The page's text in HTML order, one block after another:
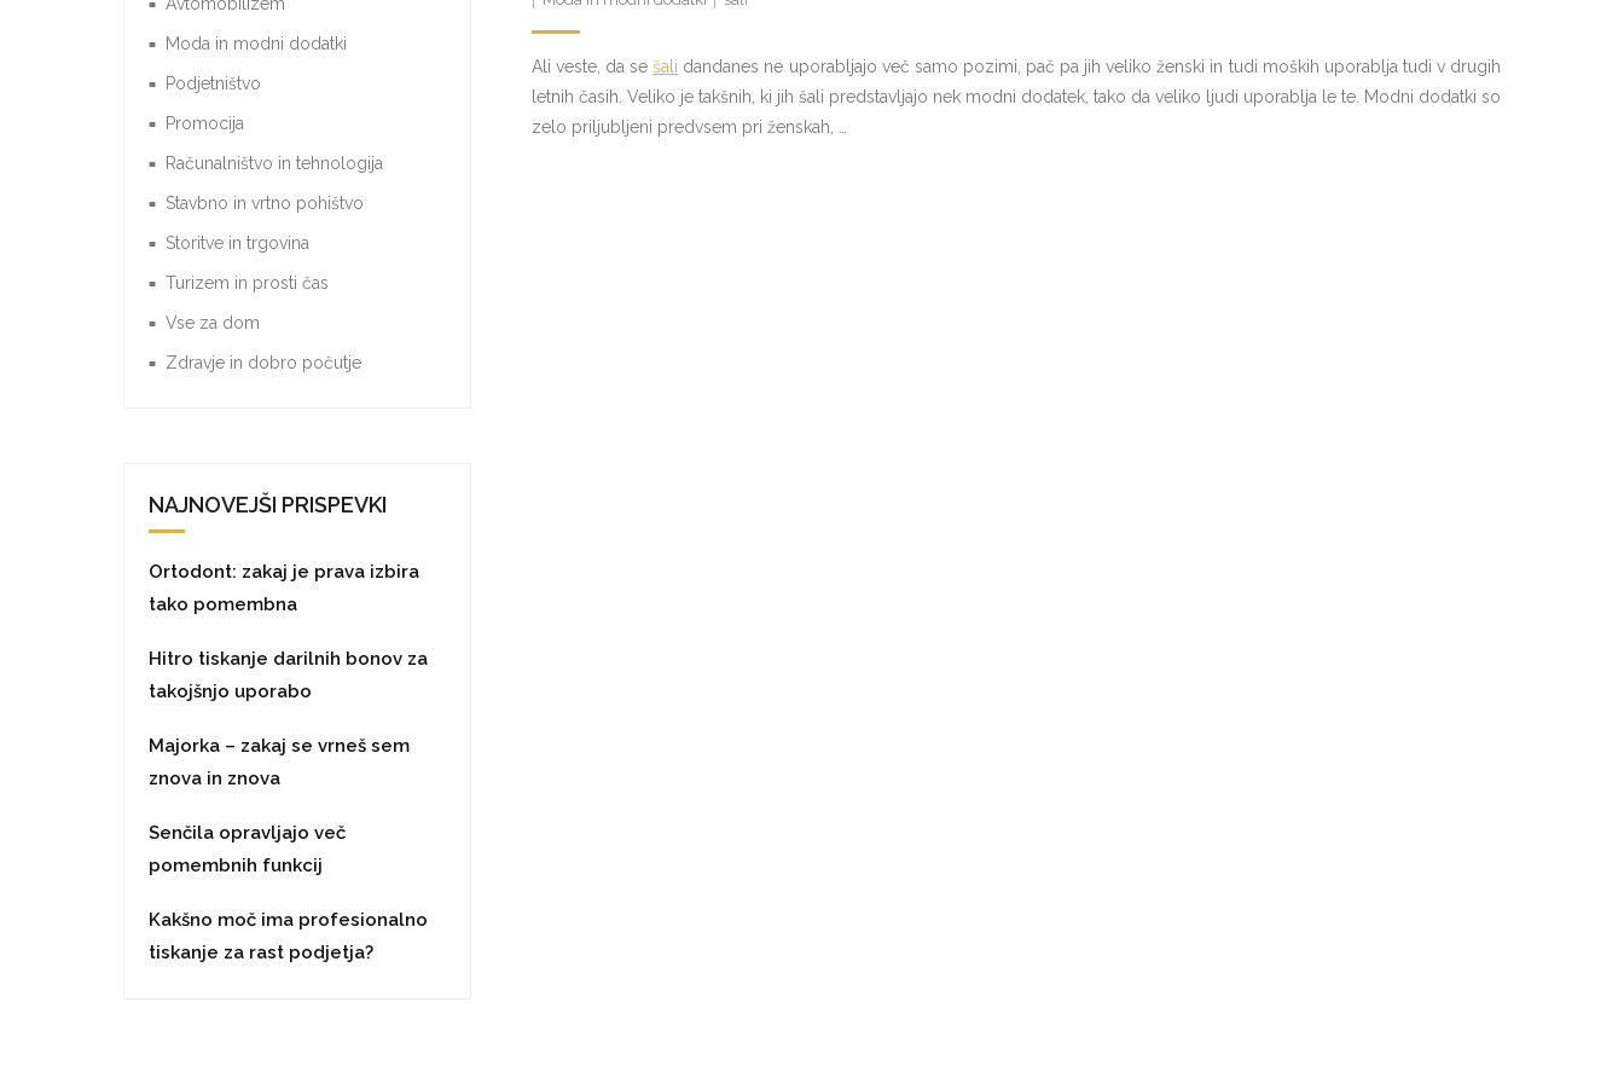
Ali veste, da sešali dandanes ne uporabljajo več samo pozimi, pač pa jih veliko ženski in tudi moških uporablja tudi v drugih
letnih časih. Veliko je takšnih, ki jih šali predstavljajo nek modni dodatek, tako da veliko ljudi uporablja le te. Modni dodatki so
zelo priljubljeni predvsem pri ženskah, …
Moda in modni dodatki
Podjetništvo
Promocija
Računalništvo in tehnologija
Stavbno in vrtno pohištvo
Storitve in trgovina
Turizem in prosti čas
Vse za dom
Zdravje in dobro počutje
NAJNOVEJŠI PRISPEVKI
Ortodont: zakaj je prava izbira
tako pomembna
Hitro tiskanje darilnih bonov za
takojšnjo uporabo
Majorka – zakaj se vrneš sem
znova in znova
Senčila opravljajo več
pomembnih funkcij
Kakšno moč ima profesionalno
tiskanje za rast podjetja?